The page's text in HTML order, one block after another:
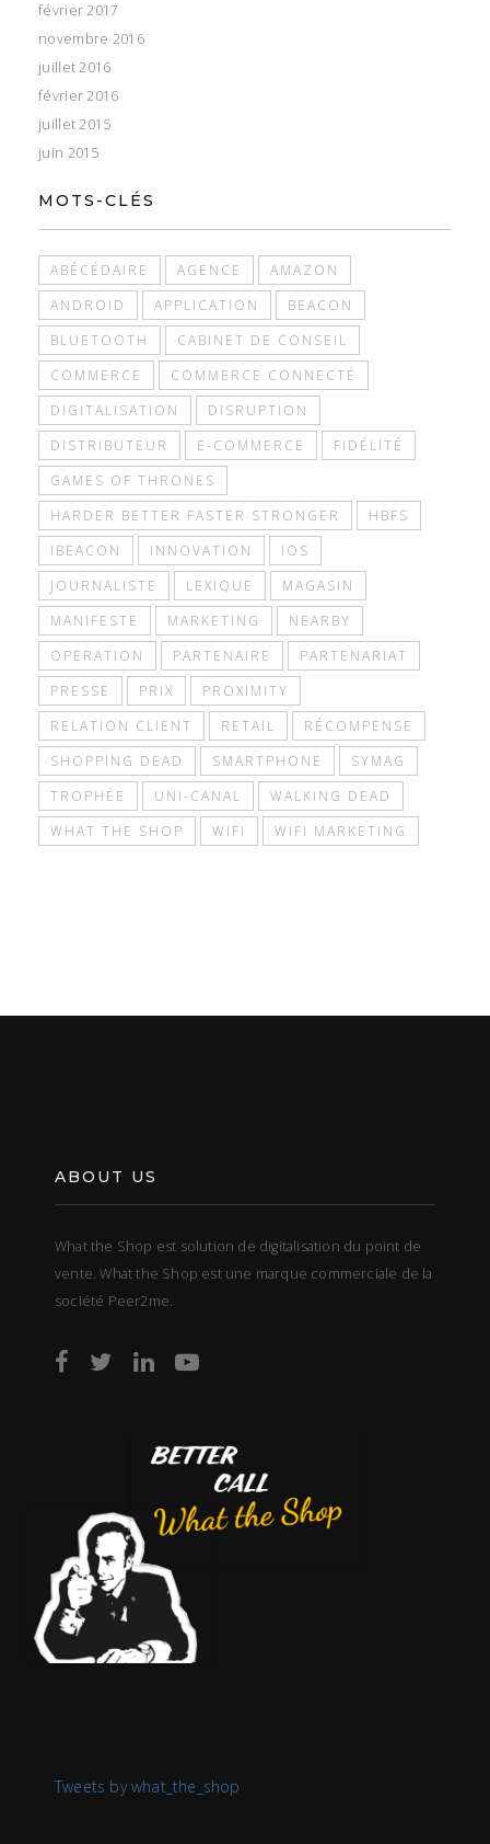
février 2017
novembre 2016
juillet 2016
février 2016
juillet 2015
juin 2015
MOTS-CLÉS
ABÉCÉDAIRE AGENCE
AMAZON
ANDROID
APPLICATION
BEACON
BLUETOOTH
CABINET DE CONSEIL
COMMERCE
COMMERCE CONNECTÉ
DIGITALISATION
DISRUPTION
DISTRIBUTEUR
E-COMMERCE
FIDÉLITÉ
GAMES OF THRONES
HARDER BETTER FASTER STRONGER
HBFS
IBEACON
INNOVATION
IOS
JOURNALISTE
LEXIQUE
MAGASIN
MANIFESTE
MARKETING
NEARBY
OPERATION
PARTENAIRE
PARTENARIAT
PRESSE
PRIX
PROXIMITY
RELATION CLIENT
RETAIL
RÉCOMPENSE
SHOPPING DEAD
SMARTPHONE
SYMAG
TROPHÉE
UNI-CANAL
WALKING DEAD
WHAT THE SHOP
WIFI WIFI MARKETING
ABOUT US
What the Shop est solution de digitalisation du point de
vente. What the Shop est une marque commerciale de la
société Peer2me.
Tweets by what_the_shop